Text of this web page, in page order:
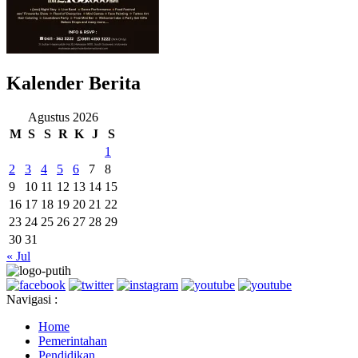
Kalender Berita
Agustus 2026
M S S R K J
S
1
2
3 4 5 6 7
8
9
10 11 12 13 14 15
16 17 18 19 20 21 22
23 24 25 26 27 28 29
30 31
« Jul
Navigasi :
Home
Pemerintahan
Pendidikan